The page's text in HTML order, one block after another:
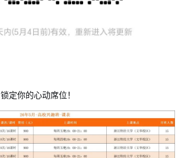
定你的心动席位！